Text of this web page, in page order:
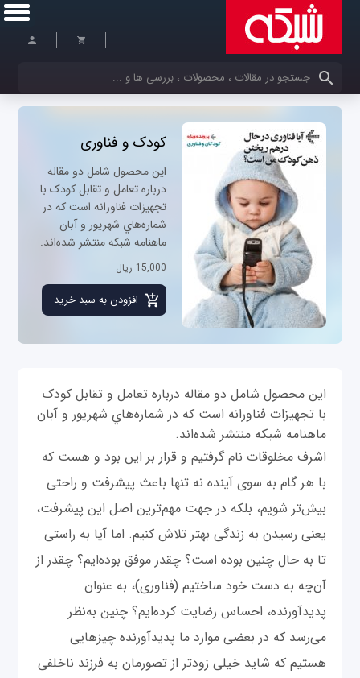
کلمات کلیدی خود را وارد کنید
کودک و فناوری
اين محصول شامل دو مقاله
درباره تعامل و تقابل کودک با
تجهيزات فناورانه است که در
شماره‌هاي شهريور و آبان
ماهنامه شبکه منتشر شده‌اند.
15,000 ریال
اين محصول شامل دو مقاله درباره تعامل و تقابل کودک
با تجهيزات فناورانه است که در شماره‌هاي شهريور و آبان
ماهنامه شبکه منتشر شده‌اند.
اشرف مخلوقات نام گرفتیم و قرار بر این بود و هست که
با هر گام به سوی آینده نه تنها باعث پیشرفت و راحتی
بیش‌تر شویم، بلکه در جهت مهم‌ترین اصل این پیشرفت،
یعنی رسیدن به زندگی بهتر تلاش کنیم. اما آیا به راستی
تا به حال چنین بوده است؟ چقدر موفق بوده‌ایم؟ چقدر از
آن‌چه به دست خود ساختیم (فناوری)، به عنوان
پدید‌آورنده، احساس رضایت کرده‌ایم؟ چنین به‌نظر
می‌رسد که در بعضی موارد ما پدیدآورنده چیزهایی
هستیم که شاید خیلی زودتر از تصورمان به فرزند ناخلفی